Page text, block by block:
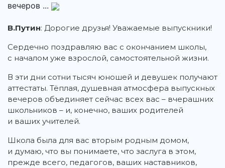
вечеров ...
В.Путин: Дорогие друзья! Уважаемые выпускники!
Сердечно поздравляю вас с окончанием школы,
с началом уже взрослой, самостоятельной жизни.
В эти дни сотни тысяч юношей и девушек получают
аттестаты. Тёплая, душевная атмосфера выпускных
вечеров объединяет сейчас всех вас – вчерашних
школьников – и, конечно, ваших родителей
и ваших учителей.
Школа была для вас вторым родным домом,
и думаю, что вы понимаете, что заслуга в этом,
прежде всего, педагогов, ваших наставников,